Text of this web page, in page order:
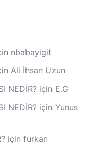
nbabayigit
Ali İhsan Uzun
NEDİR? için E.G
NEDİR? için Yunus
için furkan